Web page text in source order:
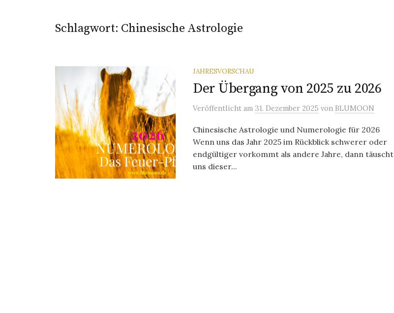
Schlagwort: Chinesische Astrologie
JAHRESVORSCHAU
Der Übergang von 2025 zu 2026
Veröffentlicht am 31. Dezember 2025 von BLUMOON
Chinesische Astrologie und Numerologie für 2026
Wenn uns das Jahr 2025 im Rückblick schwerer oder
endgültiger vorkommt als andere Jahre, dann täuscht
uns dieser...